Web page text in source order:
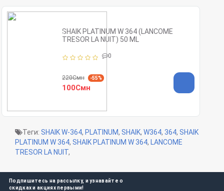
SHAIK PLATINUM W 364 (LANCOME
ТRESOR LA NUIT) 50 ML
0
220Смн -55%
100Смн
Теги: SHAIK W-364, PLATINUM, SHAIK, W364, 364, SHAIK
PLATINUM W 364, SHAIK PLATINUM W 364, LANCOME
ТRESOR LA NUIT,
Подпишитесь на рассылку, и узнавайте о
скидках и акциях первыми!